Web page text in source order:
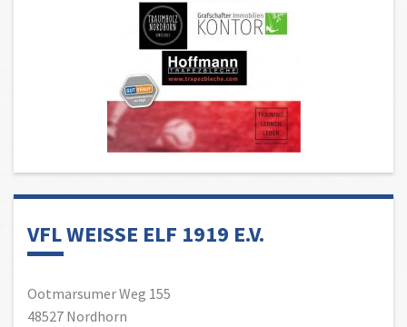
VFL WEISSE ELF 1919 E.V.
Ootmarsumer Weg 155
48527 Nordhorn